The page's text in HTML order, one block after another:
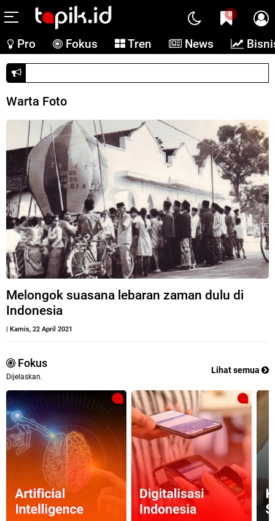
0
Pro Fokus Tren News
Warta Foto
Melongok suasana lebaran zaman dulu di
Indonesia
| Kamis, 22 April 2021
Fokus
Dijelaskan.
Lihat semua